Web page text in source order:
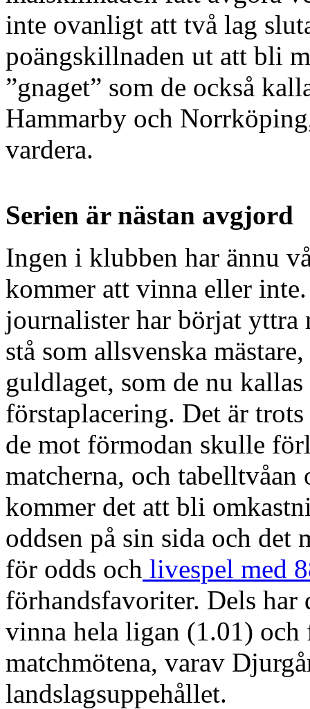
inte ovanligt att två lag
poängskillnaden ut att bli
”gnaget” som de också
Hammarby och
vardera.
Serien är nästan avgjord
Ingen i klubben har ännu
kommer att vinna eller
journalister har börjat
stå som allsvenska
guldlaget, som de nu
förstaplacering. Det är
de mot förmodan skulle
matcherna, och
kommer det att bli
oddsen på sin sida och det
för odds och livespel med
förhandsfavoriter. Dels har
vinna hela ligan (1.01)
matchmötena, varav
landslagsuppehållet.